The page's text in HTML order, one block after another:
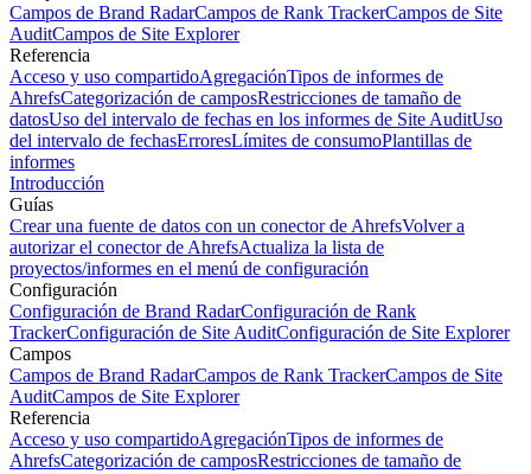
Campos de Brand RadarCampos de Rank TrackerCampos de Site
AuditCampos de Site Explorer
Referencia
Acceso y uso compartidoAgregaciónTipos de informes de
AhrefsCategorización de camposRestricciones de tamaño de
datosUso del intervalo de fechas en los informes de Site AuditUso
del intervalo de fechasErroresLímites de consumoPlantillas de
informes
Introducción
Guías
Crear una fuente de datos con un conector de AhrefsVolver a
autorizar el conector de AhrefsActualiza la lista de
proyectos/informes en el menú de configuración
Configuración
Configuración de Brand RadarConfiguración de Rank
TrackerConfiguración de Site AuditConfiguración de Site Explorer
Campos
Campos de Brand RadarCampos de Rank TrackerCampos de Site
AuditCampos de Site Explorer
Referencia
Acceso y uso compartidoAgregaciónTipos de informes de
AhrefsCategorización de camposRestricciones de tamaño de